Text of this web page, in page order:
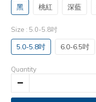
黑 桃紅 深藍
Size : 5.0-5.8吋
5.0-5.8吋 6.0-6.5吋
Quantity